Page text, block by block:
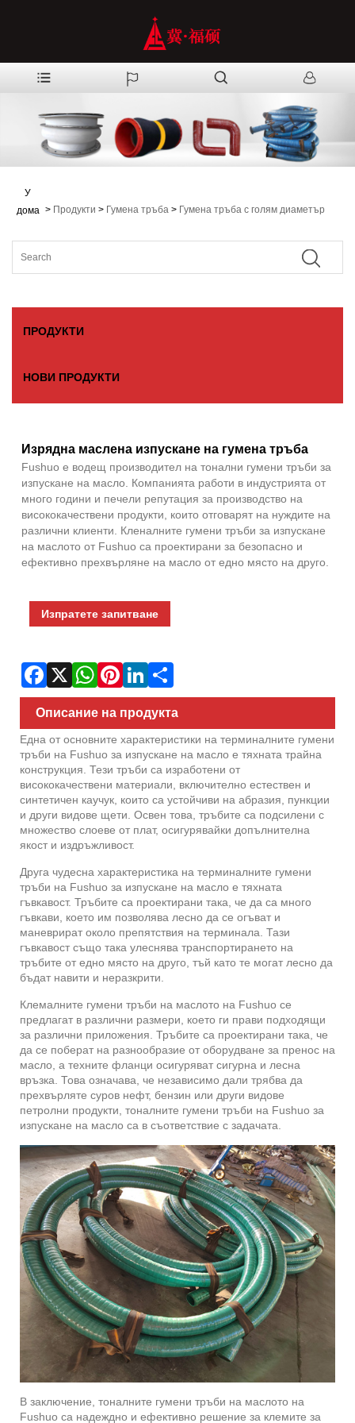
У
дома > Продукти > Гумена тръба > Гумена тръба с голям диаметър
ПРОДУКТИ
НОВИ ПРОДУКТИ
Изрядна маслена изпускане на гумена тръба
Fushuo е водещ производител на тонални гумени тръби за
изпускане на масло. Компанията работи в индустрията от
много години и печели репутация за производство на
висококачествени продукти, които отговарят на нуждите на
различни клиенти. Кленалните гумени тръби за изпускане
на маслото от Fushuo са проектирани за безопасно и
ефективно прехвърляне на масло от едно място на друго.
Изпратете запитване
Описание на продукта
Една от основните характеристики на терминалните гумени
тръби на Fushuo за изпускане на масло е тяхната трайна
конструкция. Тези тръби са изработени от
висококачествени материали, включително естествен и
синтетичен каучук, които са устойчиви на абразия, пункции
и други видове щети. Освен това, тръбите са подсилени с
множество слоеве от плат, осигурявайки допълнителна
якост и издръжливост.
Друга чудесна характеристика на терминалните гумени
тръби на Fushuo за изпускане на масло е тяхната
гъвкавост. Тръбите са проектирани така, че да са много
гъвкави, което им позволява лесно да се огъват и
маневрират около препятствия на терминала. Тази
гъвкавост също така улеснява транспортирането на
тръбите от едно място на друго, тъй като те могат лесно да
бъдат навити и неразкрити.
Клемалните гумени тръби на маслото на Fushuo се
предлагат в различни размери, което ги прави подходящи
за различни приложения. Тръбите са проектирани така, че
да се поберат на разнообразие от оборудване за пренос на
масло, а техните фланци осигуряват сигурна и лесна
връзка. Това означава, че независимо дали трябва да
прехвърляте суров нефт, бензин или други видове
петролни продукти, тоналните гумени тръби на Fushuo за
изпускане на масло са в съответствие с задачата.
В заключение, тоналните гумени тръби на маслото на
Fushuo са надеждно и ефективно решение за клемите за